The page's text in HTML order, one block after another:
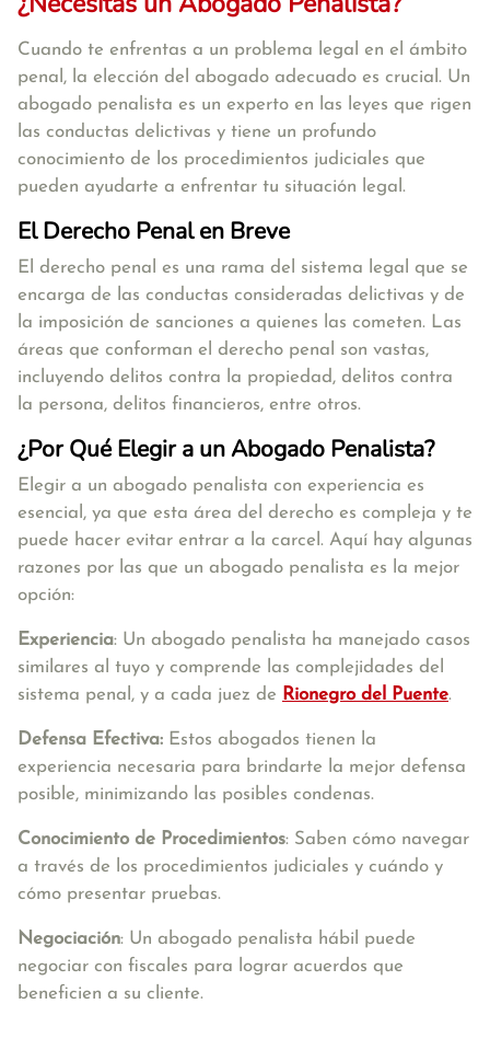
Cuando te enfrentas a un problema legal en el ámbito
penal, la elección del abogado adecuado es crucial. Un
abogado penalista es un experto en las leyes que rigen
las conductas delictivas y tiene un profundo
conocimiento de los procedimientos judiciales que
pueden ayudarte a enfrentar tu situación legal.
El Derecho Penal en Breve
El derecho penal es una rama del sistema legal que se
encarga de las conductas consideradas delictivas y de
la imposición de sanciones a quienes las cometen. Las
áreas que conforman el derecho penal son vastas,
incluyendo delitos contra la propiedad, delitos contra
la persona, delitos financieros, entre otros.
¿Por Qué Elegir a un Abogado Penalista?
Elegir a un abogado penalista con experiencia es
esencial, ya que esta área del derecho es compleja y te
puede hacer evitar entrar a la carcel. Aquí hay algunas
razones por las que un abogado penalista es la mejor
opción:
Experiencia: Un abogado penalista ha manejado casos
similares al tuyo y comprende las complejidades del
sistema penal, y a cada juez de Rionegro del Puente.
Defensa Efectiva: Estos abogados tienen la
experiencia necesaria para brindarte la mejor defensa
posible, minimizando las posibles condenas.
Conocimiento de Procedimientos: Saben cómo navegar
a través de los procedimientos judiciales y cuándo y
cómo presentar pruebas.
Negociación: Un abogado penalista hábil puede
negociar con fiscales para lograr acuerdos que
beneficien a su cliente.